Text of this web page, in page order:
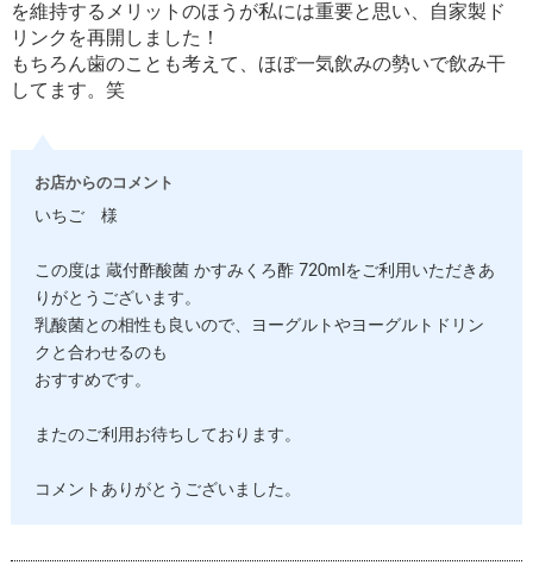
を維持するメリットのほうが私には重要と思い、自家製ド
リンクを再開しました！
もちろん歯のことも考えて、ほぼ一気飲みの勢いで飲み干
してます。笑
お店からのコメント
いちご 様
この度は 蔵付酢酸菌 かすみくろ酢 720mlをご利用いただきあ
りがとうございます。
乳酸菌との相性も良いので、ヨーグルトやヨーグルトドリン
クと合わせるのも
おすすめです。
またのご利用お待ちしております。
コメントありがとうございました。